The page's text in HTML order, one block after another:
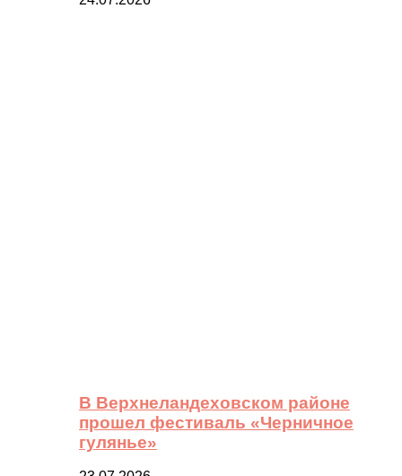
В Верхнеландеховском районе
прошел фестиваль «Черничное
гулянье»